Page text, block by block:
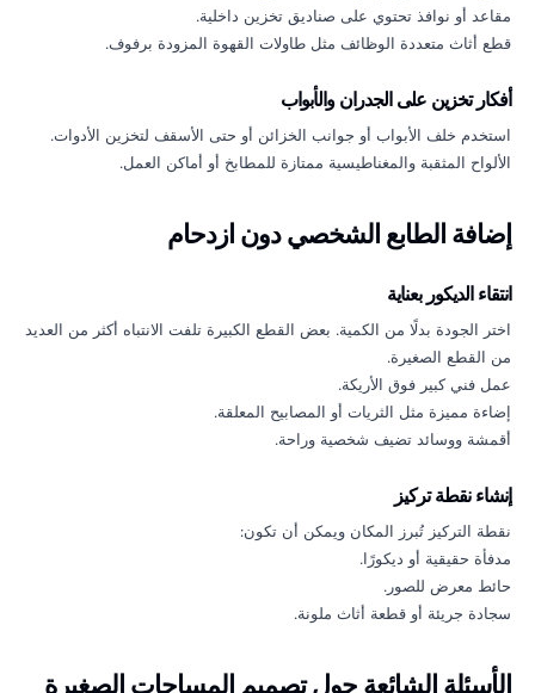
مقاعد أو نوافذ تحتوي على صناديق تخزين داخلية.
قطع أثاث متعددة الوظائف مثل طاولات القهوة المزودة برفوف.
أفكار تخزين على الجدران والأبواب
استخدم خلف الأبواب أو جوانب الخزائن أو حتى الأسقف لتخزين الأدوات.
الألواح المثقبة والمغناطيسية ممتازة للمطابخ أو أماكن العمل.
إضافة الطابع الشخصي دون ازدحام
انتقاء الديكور بعناية
اختر الجودة بدلًا من الكمية. بعض القطع الكبيرة تلفت الانتباه أكثر من العديد
من القطع الصغيرة.
عمل فني كبير فوق الأريكة.
إضاءة مميزة مثل الثريات أو المصابيح المعلقة.
أقمشة ووسائد تضيف شخصية وراحة.
إنشاء نقطة تركيز
نقطة التركيز تُبرز المكان ويمكن أن تكون:
مدفأة حقيقية أو ديكورًا.
حائط معرض للصور.
سجادة جريئة أو قطعة أثاث ملونة.
الأسئلة الشائعة حول تصميم المساحات الصغيرة